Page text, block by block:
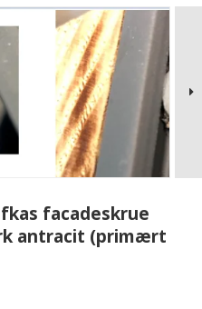
facadeskrue
antracit (primært